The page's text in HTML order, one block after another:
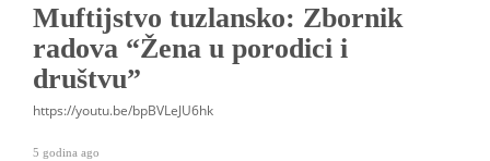
Muftijstvo tuzlansko: Zbornik
radova “Žena u porodici i
društvu”
https://youtu.be/bpBVLeJU6hk
5 godina ago